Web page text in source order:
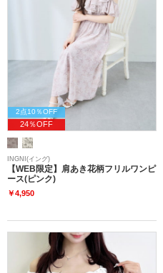
2点10％OFF
24％OFF
INGNI(イング)
【WEB限定】肩あき花柄フリルワンピ
ース(ピンク)
￥4,950